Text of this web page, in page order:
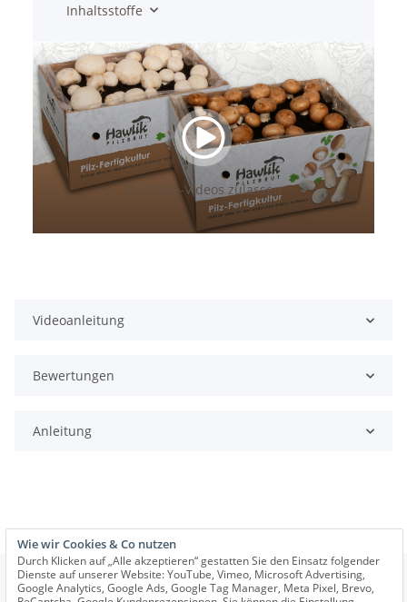
Wie wir Cookies & Co nutzen
Durch Klicken auf „Alle akzeptieren“ gestatten Sie den Einsatz folgender
Dienste auf unserer Website: YouTube, Vimeo, Microsoft Advertising,
Google Analytics, Google Ads, Google Tag Manager, Meta Pixel, Brevo,
Inhaltsstoffe
YouTube-Videos zulassen
Videoanleitung
Bewertungen
Anleitung